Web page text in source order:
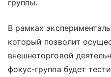
группы.
В рамках
который позволит
внешнеторговой
фокус-группа будет